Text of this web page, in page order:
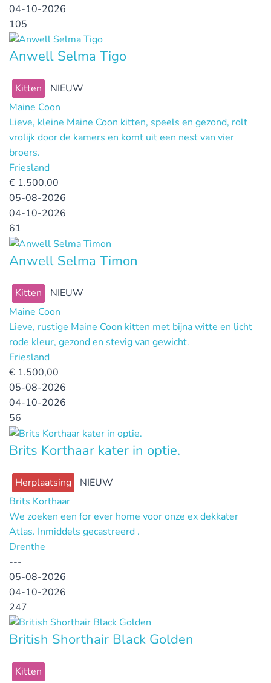
04-10-2026
105
Anwell Selma Tigo
Kitten
NIEUW
Maine Coon
Lieve, kleine Maine Coon kitten, speels en gezond, rolt
vrolijk door de kamers en komt uit een nest van vier
broers.
Friesland
€ 1.500,00
05-08-2026
04-10-2026
61
Anwell Selma Timon
Kitten
NIEUW
Maine Coon
Lieve, rustige Maine Coon kitten met bijna witte en licht
rode kleur, gezond en stevig van gewicht.
Friesland
€ 1.500,00
05-08-2026
04-10-2026
56
Brits Korthaar kater in optie.
Herplaatsing
NIEUW
Brits Korthaar
We zoeken een for ever home voor onze ex dekkater
Atlas. Inmiddels gecastreerd .
Drenthe
---
05-08-2026
04-10-2026
247
British Shorthair Black Golden
Kitten